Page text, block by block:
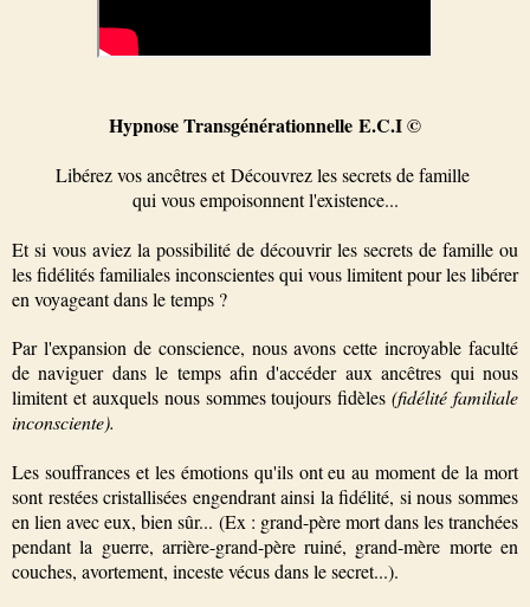
Hypnose Transgénérationnelle E.C.I ©
Libérez vos ancêtres etDécouvrez les secrets de famille
qui vous empoisonnent l'existence...
Et si vous aviez la possibilité de découvrir les secrets de famille ou
les fidélités familiales inconscientes qui vous limitent pour les libérer
en voyageant dans le temps ?
Par l'expansion de conscience, nous avons cette incroyable faculté
de naviguer dans le temps afin d'accéder aux ancêtres qui nous
limitent et auxquels nous sommes toujours fidèles(fidélité familiale
inconsciente).
Les souffrances et les émotions qu'ils ont eu au moment de la mort
sont restées cristallisées engendrant ainsi la fidélité, si nous sommes
en lien avec eux, bien sûr... (Ex : grand-père mort dans les tranchées
pendant la guerre, arrière-grand-père ruiné, grand-mère morte en
couches, avortement, inceste vécus dans le secret...).